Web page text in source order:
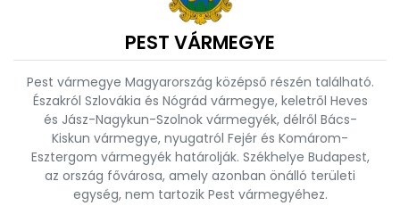
PEST VÁRMEGYE
Pest vármegye Magyarország középső részén található.
Északról Szlovákia és Nógrád vármegye, keletről Heves
és Jász-Nagykun-Szolnok vármegyék, délről Bács-
Kiskun vármegye, nyugatról Fejér és Komárom-
Esztergom vármegyék határolják. Székhelye Budapest,
az ország fővárosa, amely azonban önálló területi
egység, nem tartozik Pest vármegyéhez.